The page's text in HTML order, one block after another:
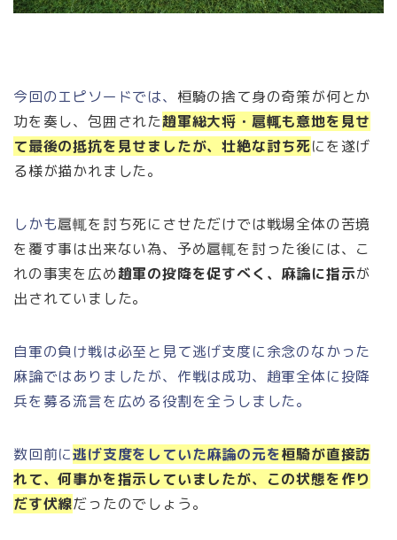
今回のエピソードでは、 桓騎の捨て身の奇策が何とか
功を奏し、包囲された趙軍総大将・ 扈輒も意地を見せ
て最後の抵抗を見せましたが、壮絶な討ち死にを遂げ
る様が描かれました。
しかも扈輒を討ち死にさせただけでは戦場全体の苦境
を覆す事は出来ない為、予め扈輒を討った後には、こ
れの事実を広め趙軍の投降を促すべく、麻論に指示が
出されていました。
自軍の負け戦は必至と見て逃げ支度に余念のなかった
麻論ではありましたが、作戦は成功、趙軍全体に投降
兵を募る流言を広める役割を全うしました。
数回前に逃げ支度をしていた麻論の元を桓騎が直接訪
れて、何事かを指示していましたが、この状態を作り
だす伏線だったのでしょう。